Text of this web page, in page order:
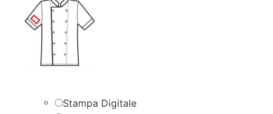
Stampa Digitale